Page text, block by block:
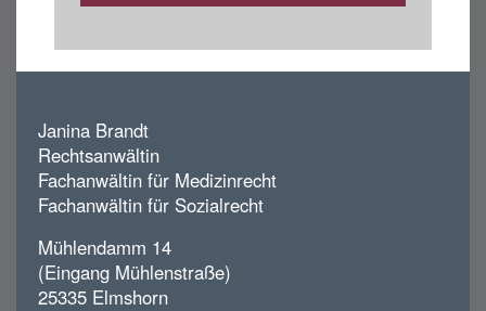
Janina Brandt
Rechtsanwältin
Fachanwältin für Medizinrecht
Fachanwältin für Sozialrecht
Mühlendamm 14
(Eingang Mühlenstraße)
25335 Elmshorn